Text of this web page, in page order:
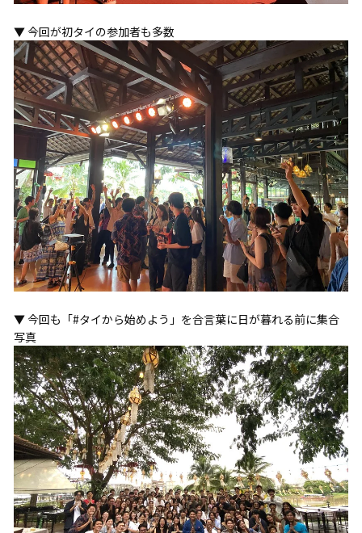
▼ 今回が初タイの参加者も多数
▼ 今回も「#タイから始めよう」を合言葉に日が暮れる前に集合
写真